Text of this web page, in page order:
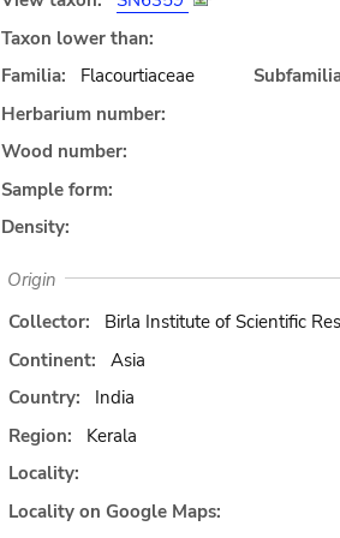
Taxon lower than:
Familia:
Flacourtiaceae
Herbarium number:
Wood number:
Sample form:
Density:
Origin
Collector:
Birla Institute of Scientific
Continent:
Asia
Country:
India
Region:
Kerala
Locality:
Locality on Google Maps: